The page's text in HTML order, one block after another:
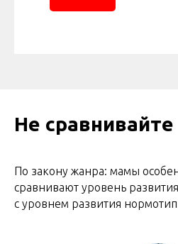
Не сравнивайте
По закону жанра: мамы
сравнивают уровень
с уровнем развития